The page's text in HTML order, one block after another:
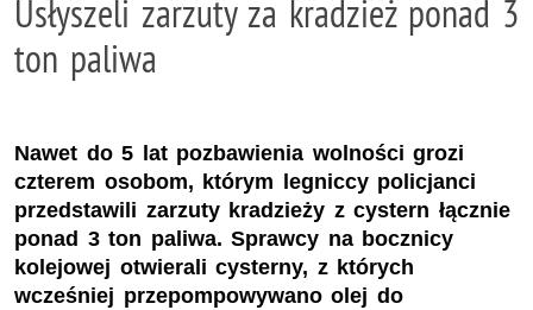
Usłyszeli zarzuty za kradzież ponad 3
ton paliwa
Nawet do 5 lat pozbawienia wolności grozi
czterem osobom, którym legniccy policjanci
przedstawili zarzuty kradzieży z cystern łącznie
ponad 3 ton paliwa. Sprawcy na bocznicy
kolejowej otwierali cysterny, z których
wcześniej przepompowywano olej do